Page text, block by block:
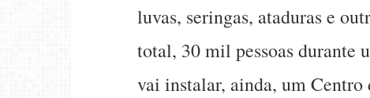
luvas, seringas, ataduras e
total, 30 mil pessoas durante
vai instalar, ainda, um Centro